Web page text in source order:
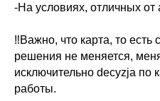
-На условиях, отличных от
‼️Важно, что карта, то есть
решения не меняется,
исключительно decyzja по
работы.